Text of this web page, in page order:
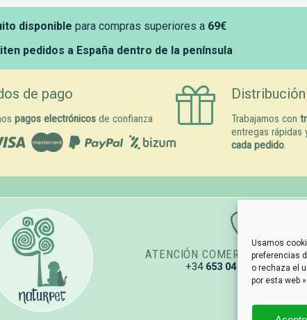
Usamos
preferencias
o rechaza el
por esta web »
disponible para compras superiores a 69€
pedidos a España dentro de la península
de pago
pagos electrónicosde confianza Trabajamos con
entregas
cada pedido.
ATENCIÓN COMERCIAL
+34 653 04 67 79